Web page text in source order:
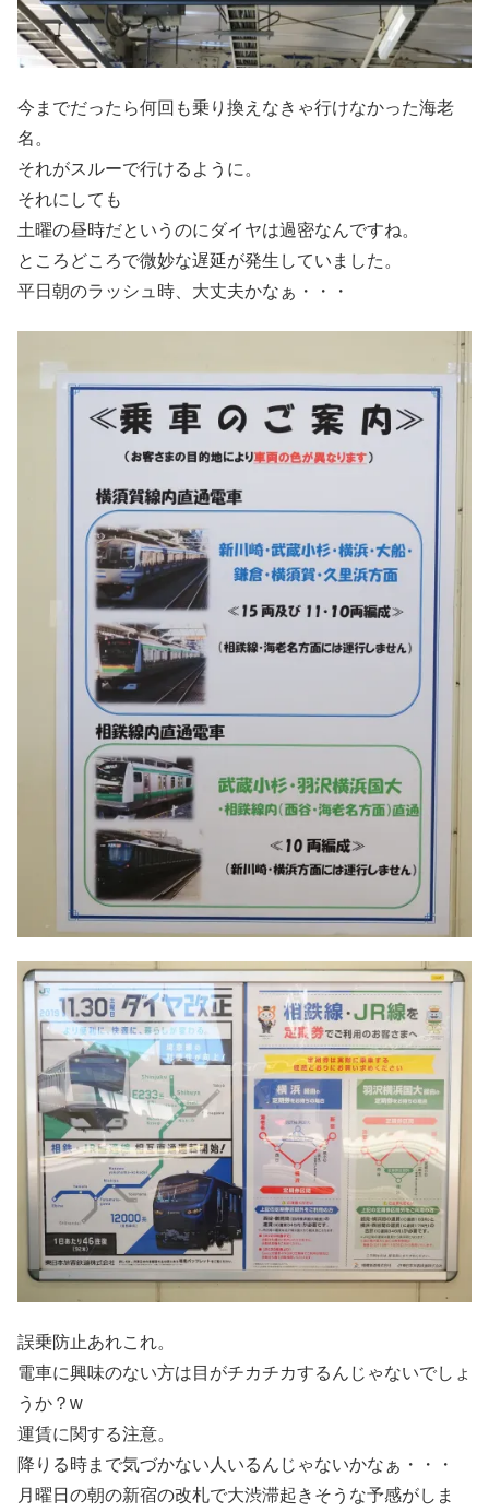
今までだったら何回も乗り換えなきゃ行けなかった海老
名。
それがスルーで行けるように。
それにしても
土曜の昼時だというのにダイヤは過密なんですね。
ところどころで微妙な遅延が発生していました。
平日朝のラッシュ時、大丈夫かなぁ・・・
誤乗防止あれこれ。
電車に興味のない方は目がチカチカするんじゃないでしょ
うか？w
運賃に関する注意。
降りる時まで気づかない人いるんじゃないかなぁ・・・
月曜日の朝の新宿の改札で大渋滞起きそうな予感がしま